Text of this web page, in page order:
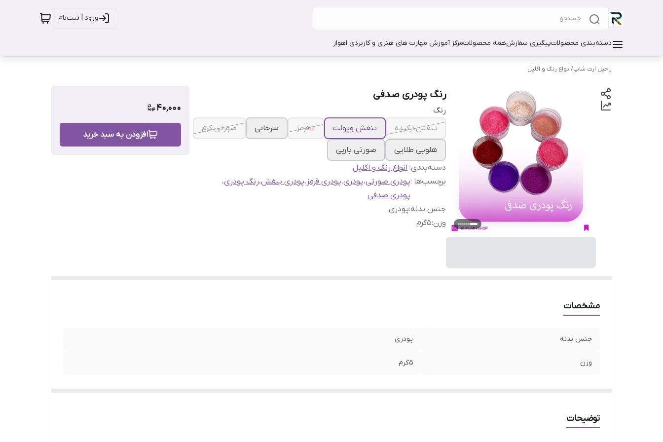
ورود | ثبت‌نام
دسته‌بندی محصولاتپیگیری سفارشهمه محصولاتمرکز آموزش مهارت های هنری و کاربردی اهواز
راحیل ارت شاپ/انواع رنگ و اکلیل
رنگ پودری صدفی
رنگ
بنفش ارکیده
بنفش ویولت قرمز سرخابی صورتی کرم
هلویی طلایی
صورتی باربی
دسته‌بندی: انواع رنگ و اکلیل
برچسب‌ها :پودری صورتی،پودری،پودری قرمز ،پودری بنفش،رنگ پودری،
پودری صدفی
جنس بدنه:پودری
وزن:5گرم
40,000
افزودن به سبد خرید
مشخصات
جنس بدنه پودری
وزن 5گرم
توضیحات